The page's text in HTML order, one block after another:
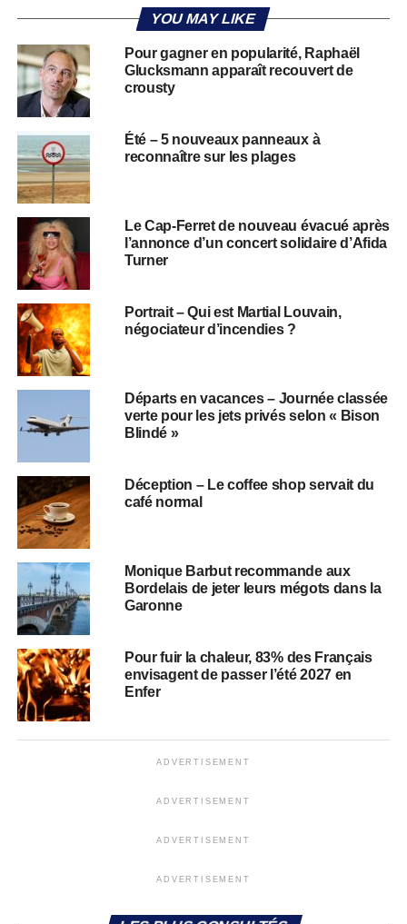
YOU MAY LIKE
Pour gagner en popularité, Raphaël
Glucksmann apparaît recouvert de
crousty
Été – 5 nouveaux panneaux à
reconnaître sur les plages
Le Cap-Ferret de nouveau évacué après
l’annonce d’un concert solidaire d’Afida
Turner
Portrait – Qui est Martial Louvain,
négociateur d’incendies ?
Départs en vacances – Journée classée
verte pour les jets privés selon « Bison
Blindé »
Déception – Le coffee shop servait du
café normal
Monique Barbut recommande aux
Bordelais de jeter leurs mégots dans la
Garonne
Pour fuir la chaleur, 83% des Français
envisagent de passer l’été 2027 en
Enfer
ADVERTISEMENT
ADVERTISEMENT
ADVERTISEMENT
ADVERTISEMENT